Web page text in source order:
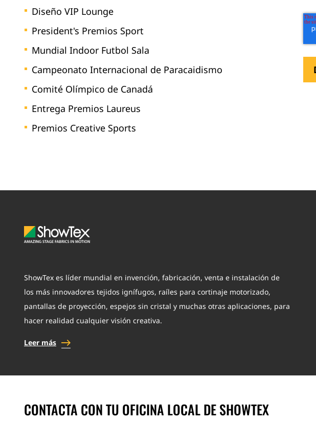
Diseño VIP Lounge
President's Premios Sport
Mundial Indoor Futbol Sala
Campeonato Internacional de Paracaidismo
Comité Olímpico de Canadá
Entrega Premios Laureus
Premios Creative Sports
ShowTex es líder mundial en invención, fabricación, venta e instalación de
los más innovadores tejidos ignífugos, raíles para cortinaje motorizado,
pantallas de proyección, espejos sin cristal y muchas otras aplicaciones, para
hacer realidad cualquier visión creativa.
Leer más
CONTACTA CON TU OFICINA LOCAL DE SHOWTEX